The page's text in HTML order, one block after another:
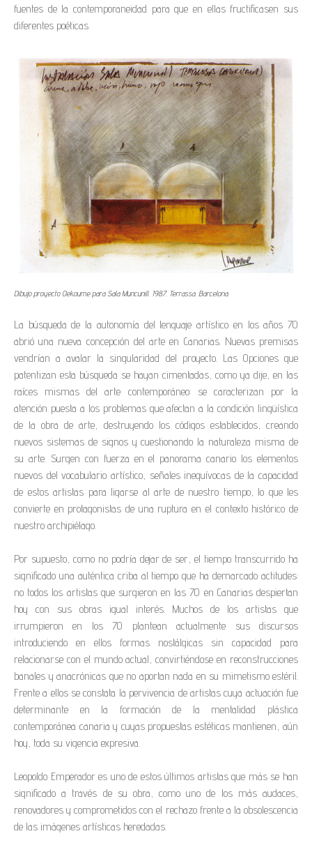
fuentes de la contemporaneidad para que en ellas fructificasen sus
diferentes poéticas.
Dibujo proyecto Oekoume para Sala Muncunill. 1987. Terrassa. Barcelona.
La búsqueda de la autonomía del lenguaje artístico en los años 70
abrió una nueva concepción del arte en Canarias. Nuevas premisas
vendrían a avalar la singularidad del proyecto. Las 0pciones que
patentizan esta búsqueda se hayan cimentadas, como ya dije, en las
raíces mismas del arte contemporáneo: se caracterizan por la
atención puesta a los problemas que afectan a la condición lingüística
de la obra de arte, destruyendo los códigos establecidos, creando
nuevos sistemas de signos y cuestionando la naturaleza misma de
su arte. Surgen con fuerza en el panorama canario los elementos
nuevos del vocabulario artístico, señales inequívocas de la capacidad
de estos artistas para ligarse al arte de nuestro tiempo, lo que les
convierte en protagonistas de una ruptura en el contexto histórico de
nuestro archipiélago.
Por supuesto, como no podría dejar de ser, el tiempo transcurrido ha
significado una auténtica criba al tiempo que ha demarcado actitudes:
no todos los artistas que surgieron en las 70 en Canarias despiertan
hoy con sus obras igual interés. Muchos de los artistas que
irrumpieron en los 70 plantean actualmente sus discursos
introduciendo en ellos formas nostálgicas sin capacidad para
relacionarse con el mundo actual, convirtiéndose en reconstrucciones
banales y anacrónicas que no aportan nada en su mimetismo estéril.
Frente a ellos se constata la pervivencia de artistas cuya actuación fue
determinante en la formación de la mentalidad plástica
contemporánea canaria y cuyas propuestas estéticas mantienen, aún
hoy, toda su vigencia expresiva.
Leopoldo Emperador es uno de estos últimos artistas que más se han
significado a través de su obra, como uno de los más audaces,
renovadores y comprometidos con el rechazo frente a la obsolescencia
de las imágenes artísticas heredadas.